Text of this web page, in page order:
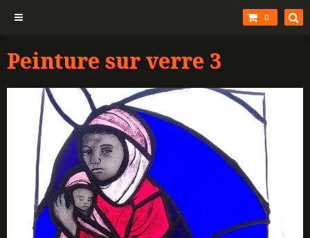
0
Peinture sur verre 3